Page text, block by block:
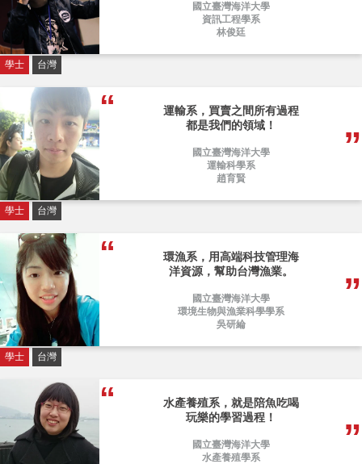
國立臺灣海洋大學
資訊工程學系
林俊廷
學士 台灣
運輸系，買賣之間所有過程
都是我們的領域！
國立臺灣海洋大學
運輸科學系
趙育賢
學士 台灣
環漁系，用高端科技管理海
洋資源，幫助台灣漁業。
國立臺灣海洋大學
環境生物與漁業科學學系
吳研綸
學士 台灣
水產養殖系，就是陪魚吃喝
玩樂的學習過程！
國立臺灣海洋大學
水產養殖學系